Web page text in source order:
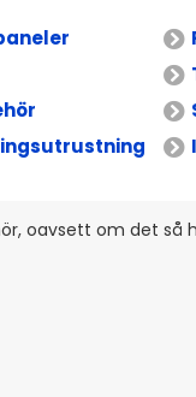
oavsett om det